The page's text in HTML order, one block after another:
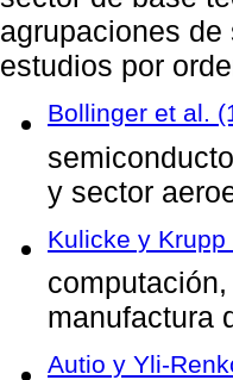
agrupaciones
estudios por
Bollinger et al.
y sector
Kulicke y Krupp
manufactura
Autio y Yli-